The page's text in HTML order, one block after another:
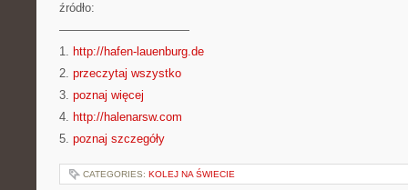
źródło:
———————————
1. http://hafen-lauenburg.de
2. przeczytaj wszystko
3. poznaj więcej
4. http://halenarsw.com
5. poznaj szczegóły
CATEGORIES: KOLEJ NA ŚWIECIE